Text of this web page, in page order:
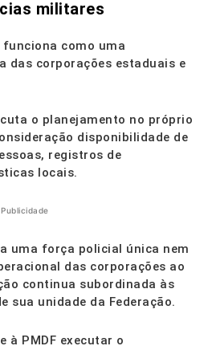
militares
funciona como uma
das corporações estaduais e
o planejamento no próprio
disponibilidade de
registros de
locais.
Publicidade
uma força policial única nem
das corporações ao
continua subordinada às
sua unidade da Federação.
à PMDF executar o